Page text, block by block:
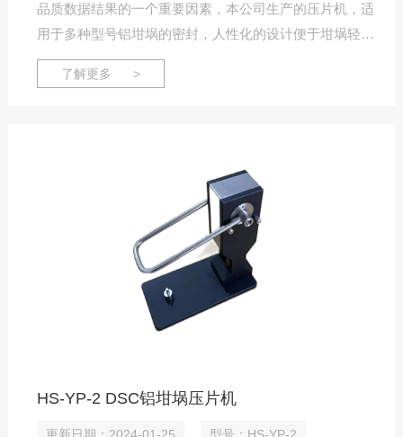
品质数据结果的一个重要因素，本公司生产的压片机，适
用于多种型号铝坩埚的密封，人性化的设计便于坩埚轻松
放入和取出，同时还可以根据客户的需求，适配于进口仪
器配套使用，压制液体、固体铝坩埚，通过压片机把手，
了解更多 >
HS-YP-2 DSC铝坩埚压片机